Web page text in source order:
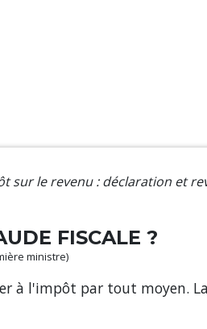
sur le revenu : déclaration et
FISCALE ?
ministre)
à l'impôt par tout moyen.